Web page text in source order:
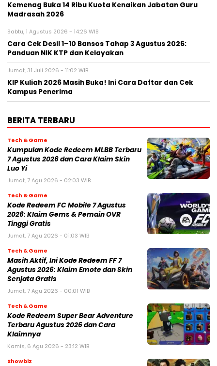
Kemenag Buka 14 Ribu Kuota Kenaikan Jabatan Guru
Madrasah 2026
Sabtu, 1 Agustus 2026 - 14:26 WIB
Cara Cek Desil 1–10 Bansos Tahap 3 Agustus 2026:
Panduan NIK KTP dan Kelayakan
Jumat, 31 Juli 2026 - 11:02 WIB
KIP Kuliah 2026 Masih Buka! Ini Cara Daftar dan Cek
Kampus Penerima
BERITA TERBARU
Tech & Game
Kumpulan Kode Redeem MLBB Terbaru
7 Agustus 2026 dan Cara Klaim Skin
Luo Yi
Jumat, 7 Agu 2026 - 02:03 WIB
Tech & Game
Kode Redeem FC Mobile 7 Agustus
2026: Klaim Gems & Pemain OVR
Tinggi Gratis
Jumat, 7 Agu 2026 - 01:03 WIB
Tech & Game
Masih Aktif, Ini Kode Redeem FF 7
Agustus 2026: Klaim Emote dan Skin
Senjata Gratis
Jumat, 7 Agu 2026 - 00:01 WIB
Tech & Game
Kode Redeem Super Bear Adventure
Terbaru Agustus 2026 dan Cara
Klaimnya
Kamis, 6 Agu 2026 - 23:12 WIB
Showbiz